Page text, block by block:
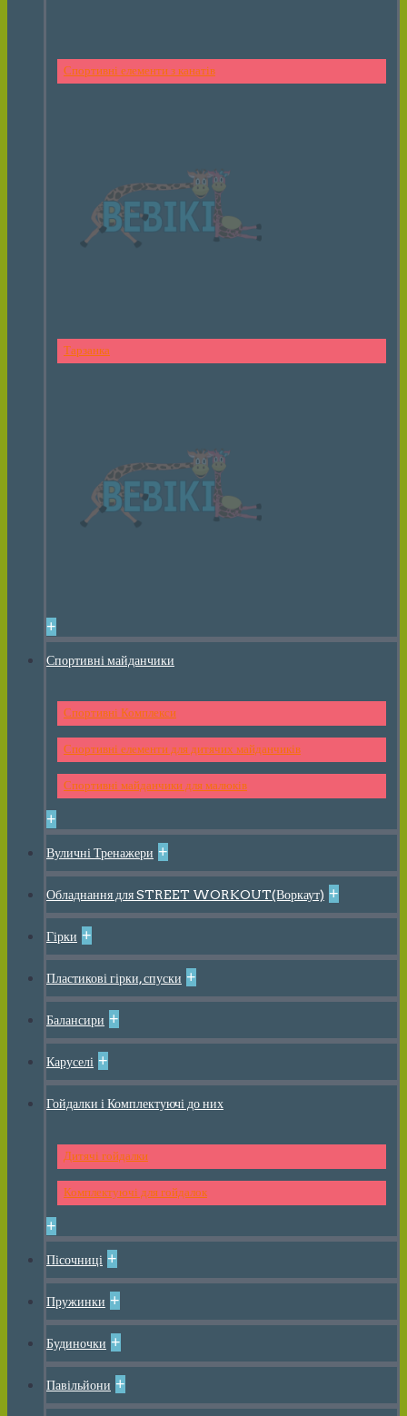
Спортивні елементи з канатів
Тарзанка
+
Спортивні майданчики
Спортивні Комплекси
Спортивні елементи для дитячих майданчиків
Спортивні майданчики для малюків
+
Вуличні Тренажери +
Обладнання для STREET WORKOUT(Воркаут) +
Гірки +
Пластикові гірки, спуски +
Балансири +
Каруселі +
Гойдалки і Комплектуючі до них
Дитячі гойдалки
Комплектуючі для гойдалок
+
Пісочниці +
Пружинки +
Будиночки +
Павільйони +